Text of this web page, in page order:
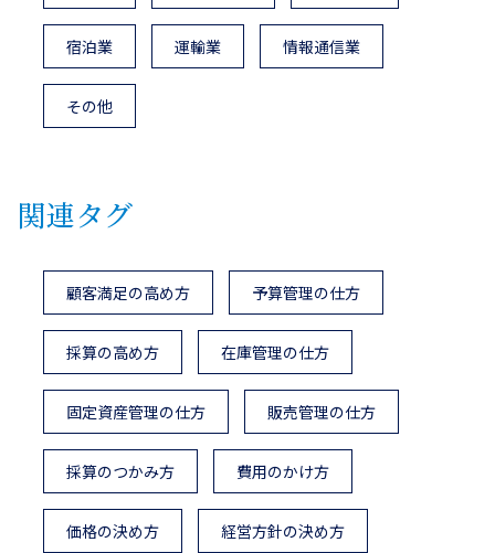
宿泊業 運輸業 情報通信業
その他
関連タグ
顧客満足の高め方 予算管理の仕方
採算の高め方 在庫管理の仕方
固定資産管理の仕方 販売管理の仕方
採算のつかみ方 費用のかけ方
価格の決め方 経営方針の決め方